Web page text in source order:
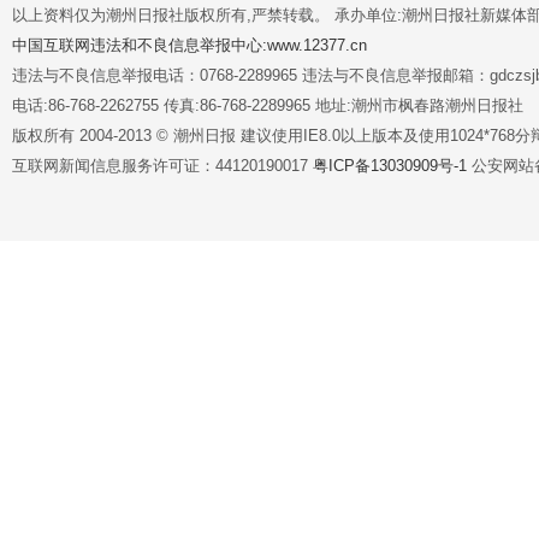
以上资料仅为潮州日报社版权所有,严禁转载。 承办单位:潮州日报社新媒体
中国互联网违法和不良信息举报中心:www.12377.cn
违法与不良信息举报电话：0768-2289965 违法与不良信息举报邮箱：
电话:86-768-2262755 传真:86-768-2289965 地址:潮州市枫春路潮州日报社
版权所有 2004-2013 © 潮州日报 建议使用IE8.0以上版本及使用1024*768分
互联网新闻信息服务许可证：44120190017 粤ICP备13030909号-1 公安网站